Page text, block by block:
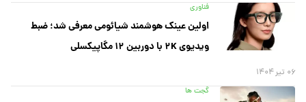
فناوری
اولین عینک هوشمند شیائومی معرفی شد؛ ضبط
ویدیوی ۲K با دوربین ۱۲ مگاپیکسلی
۰۶ تیر ۱۴۰۴
گجت ها